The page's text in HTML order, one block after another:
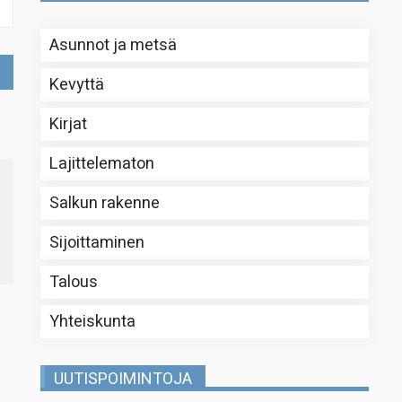
Asunnot ja metsä
Kevyttä
Kirjat
Lajittelematon
Salkun rakenne
Sijoittaminen
Talous
Yhteiskunta
UUTISPOIMINTOJA